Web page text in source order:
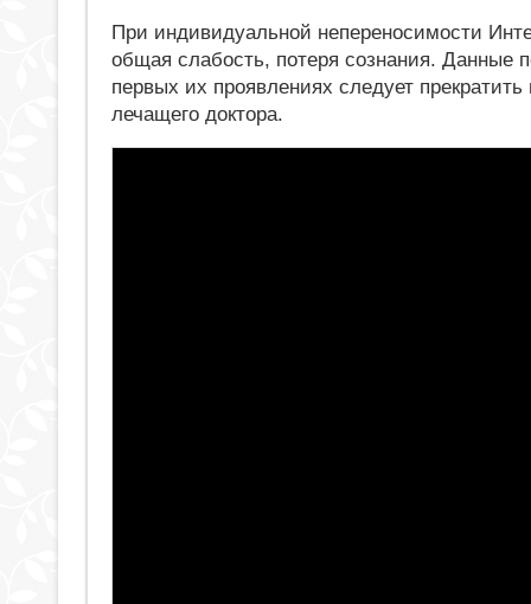
При индивидуальной непереносимости
общая слабость, потеря сознания. Данные
первых их проявлениях следует
лечащего доктора.